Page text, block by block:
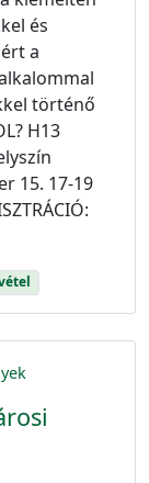
és
a
történő
H13
15. 17-19